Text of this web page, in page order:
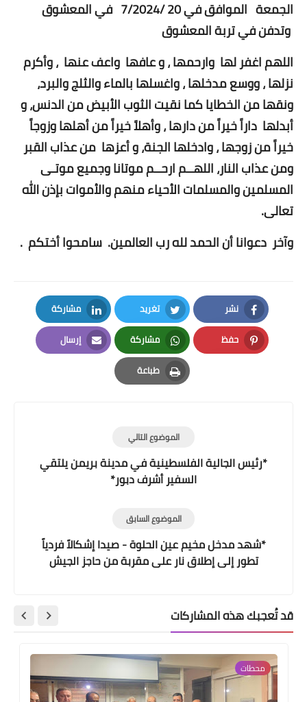
الجمعة الموافق في 20 /7/2024 في المعشوق
وتدفن في تربة المعشوق
اللهم اغفر لها وارحمها ، و عافها واعف عنها ، وأكرم
نزلها ، ووسع مدخلها ، واغسلها بالماء والثلج والبرد،
ونقها من الخطايا كما نقيت الثوب الأبيض من الدنس، و
أبدلها داراً خيراً من دارها ، وأهلاً خيراً من أهلها وزوجاً
خيراً من زوجها ، وادخلها الجنة، و أعزها من عذاب القبر
ومن عذاب النار، اللهــم ارحــم موتانا وجميع موتـى
المسلمين والمسلمات الأحياء منهم والأموات بإذن الله
تعالى.
وآخر دعوانا أن الحمد لله رب العالمين. سامحوا أختكم .
نشر
Facebook
تغريد
Twitter
مشاركة
LinkedIn
حفظ
Pinterest
مشاركة
Whatsapp
إرسال
Email
طباعة
Print
الموضوع التالي
*رئيس الجالية الفلسطينية في مدينة بريمن يلتقي
السفير أشرف دبور*
الموضوع السابق
*شهد مدخل مخيم عين الحلوة - صيدا إشكالاً فردياً
تطور إلى إطلاق نار على مقربة من حاجز الجيش
قد تُعجبك هذه المشاركات
محطات